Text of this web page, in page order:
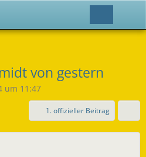
von gestern
um 11:47
1. offizieller Beitrag